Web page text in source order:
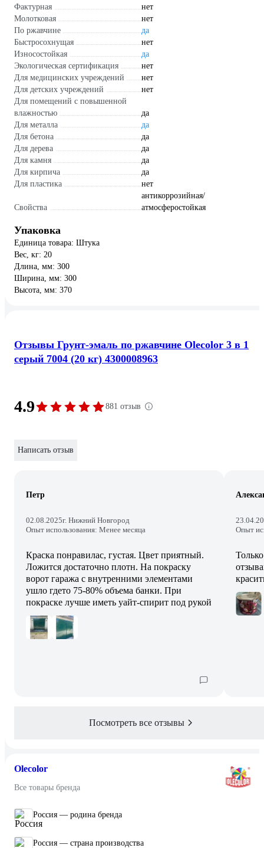
Фактурная
нет
Молотковая
нет
По ржавчине
да
Быстросохнущая
нет
Износостойкая
да
Экологическая сертификация
нет
Для медицинских учреждений
нет
Для детских учреждений
нет
Для помещений с повышенной
влажностью
да
Для металла
да
Для бетона
да
Для дерева
да
Для камня
да
Для кирпича
да
Для пластика
нет
Свойства
антикоррозийная/
атмосферостойкая
Упаковка
Единица товара: Штука
Вес, кг: 20
Длина, мм: 300
Ширина, мм: 300
Высота, мм: 370
Отзывы Грунт-эмаль по ржавчине Olecolor 3 в 1
серый 7004 (20 кг) 4300008963
4.9 881 отзыв
Написать отзыв
Петр
02.08.2025г. Нижний Новгород
Опыт использования: Менее месяца
Краска понравилас, густая. Цвет приятный.
Ложится достаточно плотн. На покраску
ворот гаража с внутренними элементами
ушло гдето 75-80% объема банки. При
покраске лучше иметь уайт-спирит под рукой
Опыт
Посмотреть все отзывы
Olecolor
Все товары бренда
Россия — родина бренда
Россия — страна производства